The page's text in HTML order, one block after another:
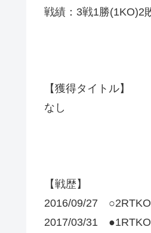
戦績：3戦1勝(1KO)2
【獲得タイトル】
なし
【戦歴】
2016/09/27
2017/03/31